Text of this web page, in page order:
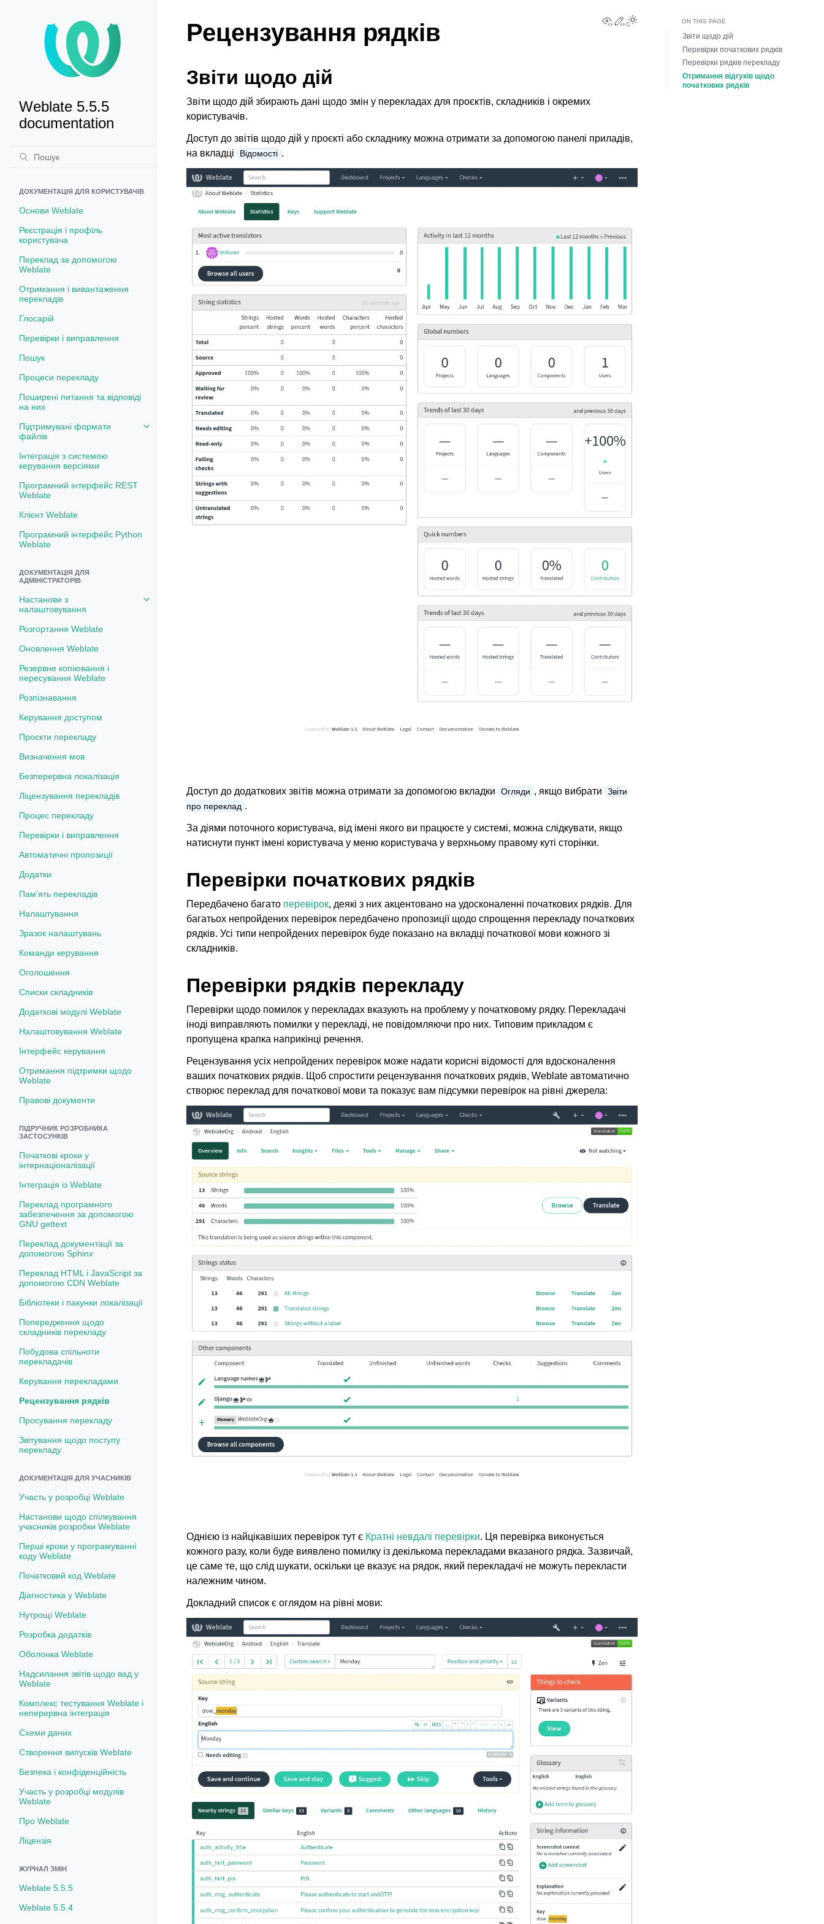
Weblate 5.5.5
documentation
ДОКУМЕНТАЦІЯ ДЛЯ КОРИСТУВАЧІВ
Основи Weblate
Реєстрація і профіль
користувача
Переклад за допомогою
Weblate
Отримання і вивантаження
перекладів
Глосарій
Перевірки і виправлення
Пошук
Процеси перекладу
Поширені питання та відповіді
на них
Підтримувані формати
файлів
Toggle navigation of Підтримувані формати файлів
Інтеграція з системою
керування версіями
Програмний інтерфейс REST
Weblate
Клієнт Weblate
Програмний інтерфейс Python
Weblate
ДОКУМЕНТАЦІЯ ДЛЯ
АДМІНІСТРАТОРІВ
Настанови з
налаштовування
Toggle navigation of Настанови з налаштовування
Розгортання Weblate
Оновлення Weblate
Резервне копіювання і
пересування Weblate
Розпізнавання
Керування доступом
Проєкти перекладу
Визначення мов
Безперервна локалізація
Ліцензування перекладів
Процес перекладу
Перевірки і виправлення
Автоматичні пропозиції
Додатки
Пам’ять перекладів
Налаштування
Зразок налаштувань
Команди керування
Оголошення
Списки складників
Додаткові модулі Weblate
Налаштовування Weblate
Інтерфейс керування
Отримання підтримки щодо
Weblate
Правові документи
ПІДРУЧНИК РОЗРОБНИКА
ЗАСТОСУНКІВ
Початкові кроки у
інтернаціоналізації
Інтеграція із Weblate
Переклад програмного
забезпечення за допомогою
GNU gettext
Переклад документації за
допомогою Sphinx
Переклад HTML і JavaScript за
допомогою CDN Weblate
Бібліотеки і пакунки локалізації
Попередження щодо
складників перекладу
Побудова спільноти
перекладачів
Керування перекладами
Рецензування рядків
Просування перекладу
Звітування щодо поступу
перекладу
ДОКУМЕНТАЦІЯ ДЛЯ УЧАСНИКІВ
Участь у розробці Weblate
Настанови щодо спілкування
учасників розробки Weblate
Перші кроки у програмуванні
коду Weblate
Початковий код Weblate
Діагностика у Weblate
Нутрощі Weblate
Розробка додатків
Оболонка Weblate
Надсилання звітів щодо вад у
Weblate
Комплекс тестування Weblate і
неперервна інтеграція
Схеми даних
Створення випусків Weblate
Безпека і конфіденційність
Участь у розробці модулів
Weblate
Про Weblate
Ліцензія
ЖУРНАЛ ЗМІН
Weblate 5.5.5
Weblate 5.5.4
View this page
Edit this page
Toggle Light / Dark / Auto color theme
Рецензування рядків
Звіти щодо дій
Звіти щодо дій збирають дані щодо змін у перекладах для проєктів, складників і окремих
користувачів.
Доступ до звітів щодо дій у проєкті або складнику можна отримати за допомогою панелі приладів,
на вкладці
Відомості .
Доступ до додаткових звітів можна отримати за допомогою вкладки Огляди , якщо вибрати
Звіти
про переклад .
За діями поточного користувача, від імені якого ви працюєте у системі, можна слідкувати, якщо
натиснути пункт імені користувача у меню користувача у верхньому правому куті сторінки.
Перевірки початкових рядків
Передбачено багато перевірок, деякі з них акцентовано на удосконаленні початкових рядків. Для
багатьох непройдених перевірок передбачено пропозиції щодо спрощення перекладу початкових
рядків. Усі типи непройдених перевірок буде показано на вкладці початкової мови кожного зі
складників.
Перевірки рядків перекладу
Перевірки щодо помилок у перекладах вказують на проблему у початковому рядку. Перекладачі
іноді виправляють помилки у перекладі, не повідомляючи про них. Типовим прикладом є
пропущена крапка наприкінці речення.
Рецензування усіх непройдених перевірок може надати корисні відомості для вдосконалення
ваших початкових рядків. Щоб спростити рецензування початкових рядків, Weblate автоматично
створює переклад для початкової мови та показує вам підсумки перевірок на рівні джерела:
Однією із найцікавіших перевірок тут є Кратні невдалі перевірки. Ця перевірка виконується
кожного разу, коли буде виявлено помилку із декількома перекладами вказаного рядка. Зазвичай,
це саме те, що слід шукати, оскільки це вказує на рядок, який перекладачі не можуть перекласти
належним чином.
Докладний список є оглядом на рівні мови:
ON THIS PAGE
Звіти щодо дій
Перевірки початкових рядків
Перевірки рядків перекладу
Отримання відгуків щодо
початкових рядків